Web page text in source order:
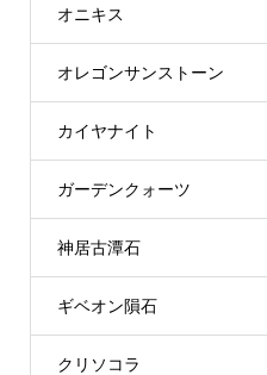
オニキス
オレゴンサンストーン
カイヤナイト
ガーデンクォーツ
神居古潭石
ギベオン隕石
クリソコラ